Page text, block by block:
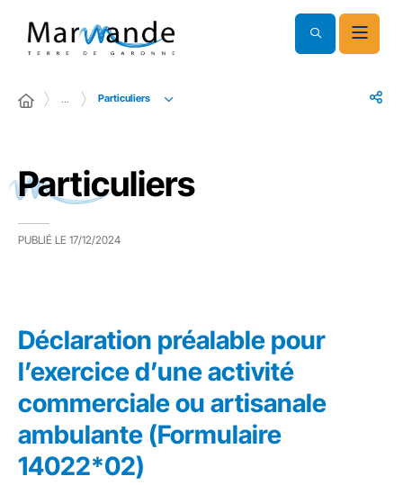
… Particuliers
Particuliers
PUBLIÉ LE 17/12/2024
Déclaration préalable pour
l’exercice d’une activité
commerciale ou artisanale
ambulante (Formulaire
14022*02)